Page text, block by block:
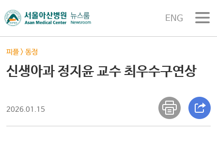
ENG
피플>동정
신생아과 정지윤 교수 최우수구연상
2026.01.15